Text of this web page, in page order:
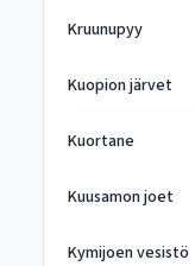
Kruunupyy
Kuopion järvet
Kuortane
Kuusamon joet
Kymijoen vesistö